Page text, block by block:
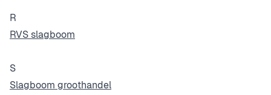
R
RVS slagboom
S
Slagboom groothandel